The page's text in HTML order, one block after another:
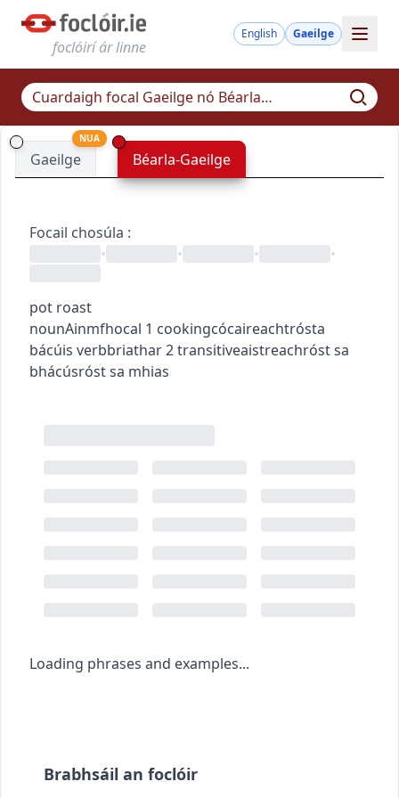
foclóirí ár linne
English Gaeilge
Gaeilge
NUA
Béarla-Gaeilge
Focail chosúla :
•
• • •
pot roast
nounAinmfhocal 1 cookingcócaireachtrósta
bácúis verbbriathar2transitiveaistreachróst sa
bhácúsróst sa mhias
Loading phrases and examples...
Brabhsáil an foclóir